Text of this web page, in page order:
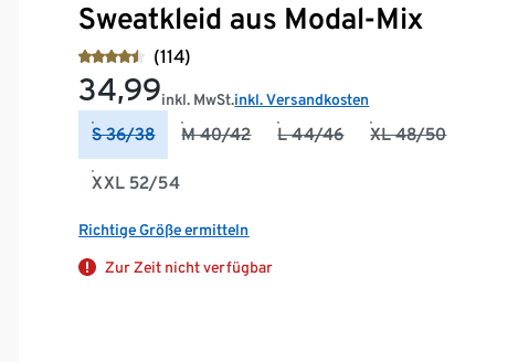
Sweatkleid aus Modal-Mix
(114)
34,99inkl. MwSt.inkl. Versandkosten
S 36/38 M 40/42 L 44/46 XL 48/50
XXL 52/54
Richtige Größe ermitteln
Zur Zeit nicht verfügbar